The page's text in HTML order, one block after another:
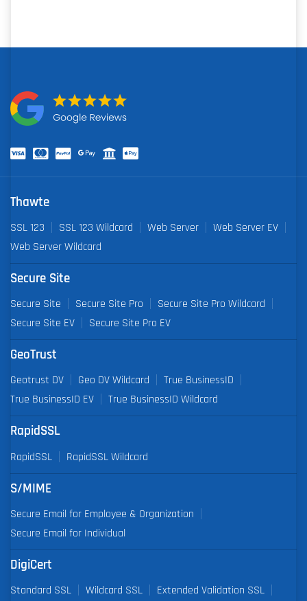
Thawte
SSL 123 SSL 123 Wildcard Web Server
Web Server EV
Web Server Wildcard
Secure Site
Secure Site Secure Site Pro
Secure Site Pro Wildcard
Secure Site EV
Secure Site Pro EV
GeoTrust
Geotrust DV Geo DV Wildcard
True BusinessID
True BusinessID EV
True BusinessID Wildcard
RapidSSL
RapidSSL RapidSSL Wildcard
S/MIME
Secure Email for Employee & Organization
Secure Email for Individual
DigiCert
Standard SSL Wildcard SSL
Extended Validation SSL